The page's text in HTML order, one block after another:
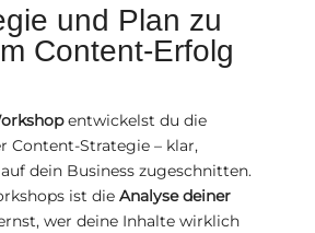
und Plan zu
Content-Erfolg
entwickelst du die
Content-Strategie – klar,
dein Business zugeschnitten.
ist die Analyse deiner
wer deine Inhalte wirklich